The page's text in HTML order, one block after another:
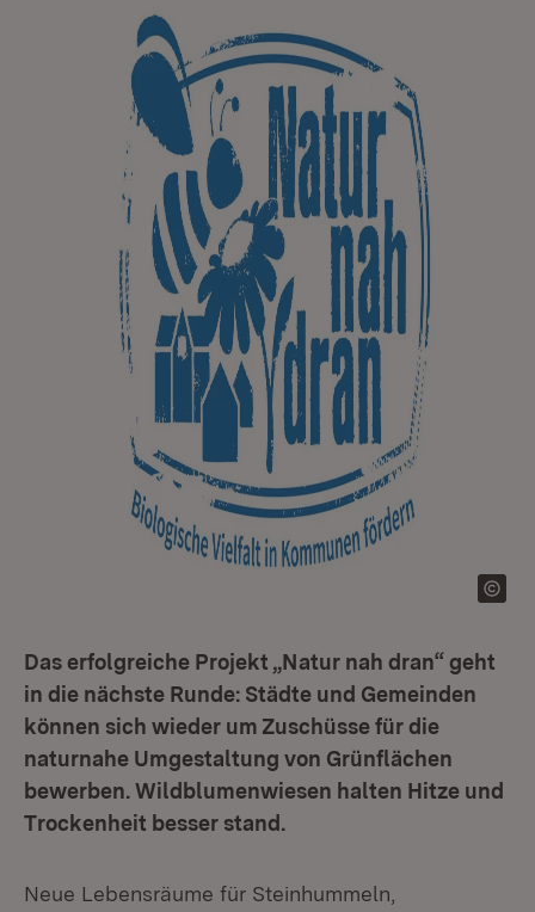
Das erfolgreiche Projekt „Natur nah dran“ geht
in die nächste Runde: Städte und Gemeinden
können sich wieder um Zuschüsse für die
naturnahe Umgestaltung von Grünflächen
bewerben. Wildblumenwiesen halten Hitze und
Trockenheit besser stand.
Neue Lebensräume für Steinhummeln,